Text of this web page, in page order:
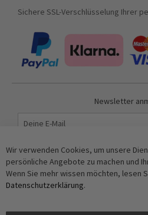
Sichere SSL-Verschlüsselung Ihrer
Newsletter
Anti-Roboter-Verifizierung
Wir verwenden Cookies, um unsere
persönliche Angebote zu machen und
Wenn Sie mehr wissen möchten, lesen
Datenschutzerklärung.